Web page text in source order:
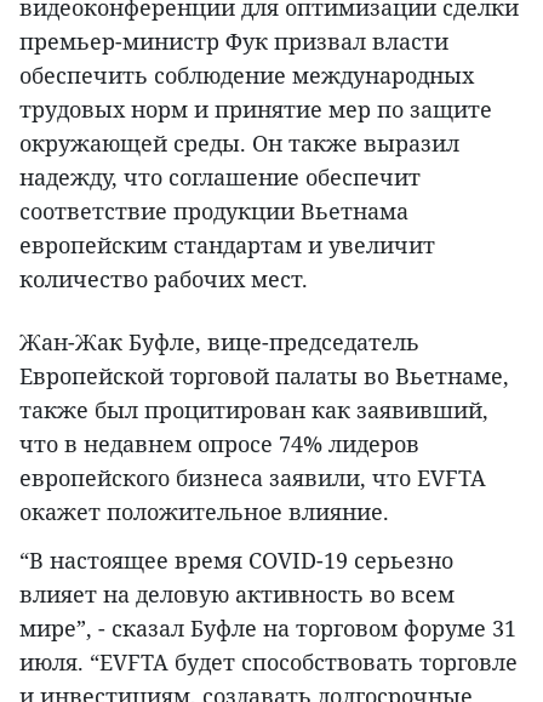
видеоконференции для оптимизации сделки
премьер-министр Фук призвал власти
обеспечить соблюдение международных
трудовых норм и принятие мер по защите
окружающей среды. Он также выразил
надежду, что соглашение обеспечит
соответствие продукции Вьетнама
европейским стандартам и увеличит
количество рабочих мест.
Жан-Жак Буфле, вице-председатель
Европейской торговой палаты во Вьетнаме,
также был процитирован как заявивший,
что в недавнем опросе 74% лидеров
европейского бизнеса заявили, что EVFTA
окажет положительное влияние.
“В настоящее время COVID-19 серьезно
влияет на деловую активность во всем
мире”, - сказал Буфле на торговом форуме 31
июля. “EVFTA будет способствовать торговле